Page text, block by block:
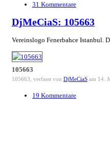
31 Kommentare
DjMeCiaS: 105663
Vereinslogo Fenerbahce Istanbul.
105663
105663, verfasst von DjMeCiaS am 14.
19 Kommentare